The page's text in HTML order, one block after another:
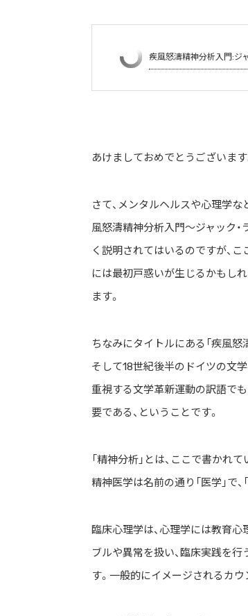
疾風怒濤精神分析入門:ジ
あけましておめでとうございま
さて、メンタルヘルスや心理学
風怒濤精神分析入門〜ジャック・
く説明されてはいるのですが、
には最初戸惑いが生じるかもし
ます。
ちなみにタイトルにある「疾風怒
そして18世紀後半のドイツの文
重視する文学革新運動の訳語で
要である、ということです。
「精神分析」とは、ここで書かれ
精神医学は名前の通り「医学」で
臨床心理学は、心理学には教育
ブルや異常を扱い、臨床実践を行
す。一般的にイメージされるカ